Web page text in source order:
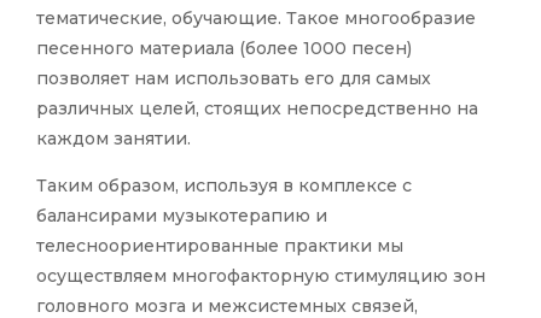
тематические, обучающие. Такое многообразие
песенного материала (более 1000 песен)
позволяет нам использовать его для самых
различных целей, стоящих непосредственно на
каждом занятии.
Таким образом, используя в комплексе с
балансирами музыкотерапию и
телесноориентированные практики мы
осуществляем многофакторную стимуляцию зон
головного мозга и межсистемных связей,